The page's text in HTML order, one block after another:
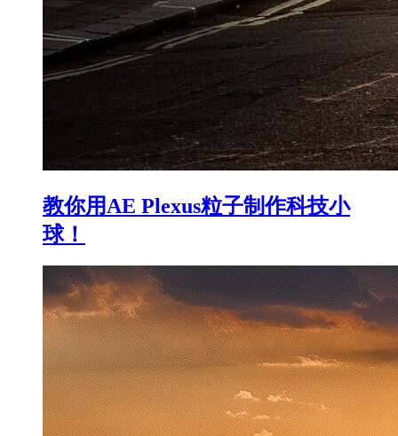
教你用AE Plexus粒子制作科技小
球！